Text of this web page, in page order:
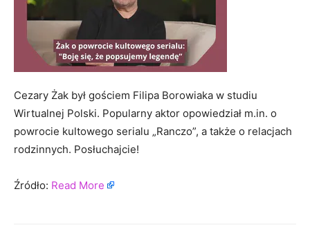
Cezary Żak był gościem Filipa Borowiaka w studiu
Wirtualnej Polski. Popularny aktor opowiedział m.in. o
powrocie kultowego serialu „Ranczo”, a także o relacjach
rodzinnych. Posłuchajcie!
Źródło: Read More